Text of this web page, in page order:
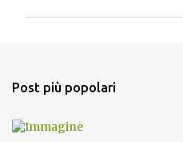
i
Post più popolari